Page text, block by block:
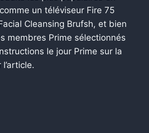
un téléviseur Fire 75
Cleansing Brufsh, et bien
membres Prime sélectionnés
le jour Prime sur la